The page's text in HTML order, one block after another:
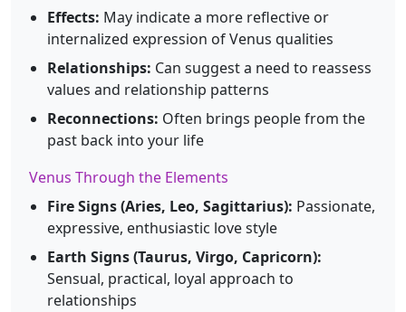
Effects: May indicate a more reflective or
internalized expression of Venus qualities
Relationships: Can suggest a need to reassess
values and relationship patterns
Reconnections: Often brings people from the
past back into your life
Venus Through the Elements
Fire Signs (Aries, Leo, Sagittarius): Passionate,
expressive, enthusiastic love style
Earth Signs (Taurus, Virgo, Capricorn):
Sensual, practical, loyal approach to
relationships